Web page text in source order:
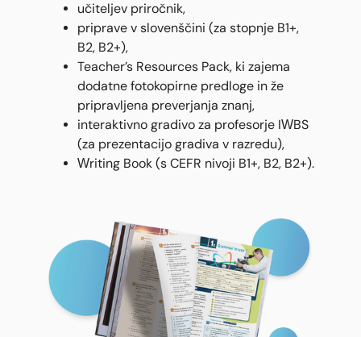
učiteljev priročnik,
priprave v slovenščini (za stopnje B1+,
B2, B2+),
Teacher’s Resources Pack, ki zajema
dodatne fotokopirne predloge in že
pripravljena preverjanja znanj,
interaktivno gradivo za profesorje IWBS
(za prezentacijo gradiva v razredu),
Writing Book (s CEFR nivoji B1+, B2, B2+).